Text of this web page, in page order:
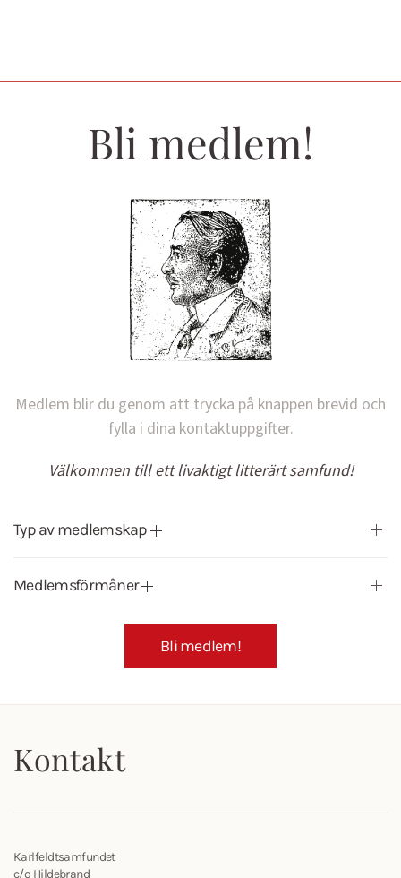
Bli medlem!
Medlem blir du genom att trycka på knappen brevid och
fylla i dina kontaktuppgifter.
Välkommen till ett livaktigt litterärt samfund!
Typ av medlemskap
Medlemsförmåner
Bli medlem!
Kontakt
Karlfeldtsamfundet
c/o Hildebrand